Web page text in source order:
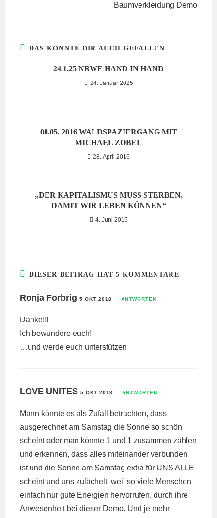
Baumverkleidung Demo
DAS KÖNNTE DIR AUCH GEFALLEN
24.1.25 NRWE HAND IN HAND
24. Januar 2025
08.05. 2016 WALDSPAZIERGANG MIT
MICHAEL ZOBEL
28. April 2016
„DER KAPITALISMUS MUSS STERBEN,
DAMIT WIR LEBEN KÖNNEN“
4. Juni 2015
DIESER BEITRAG HAT 5 KOMMENTARE
Ronja Forbrig5 OKT 2018 ANTWORTEN
Danke!!!
Ich bewundere euch!
…und werde euch unterstützen
LOVE UNITES5 OKT 2018 ANTWORTEN
Mann könnte es als Zufall betrachten, dass
ausgerechnet am Samstag die Sonne so schön
scheint oder man könnte 1 und 1 zusammen zählen
und erkennen, dass alles miteinander verbunden
ist und die Sonne am Samstag extra für UNS ALLE
scheint und uns zulächelt, weil so viele Menschen
einfach nur gute Energien hervorrufen, durch ihre
Anwesenheit bei dieser Demo. Und je mehr